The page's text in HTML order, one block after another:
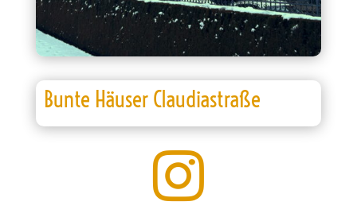
Bunte Häuser Claudiastraße
